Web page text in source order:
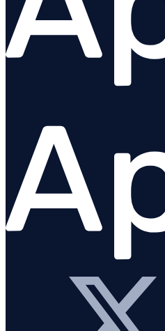
Stockage des logs à
Migrer vers la
Metrics &
INFRASTRUCTURE